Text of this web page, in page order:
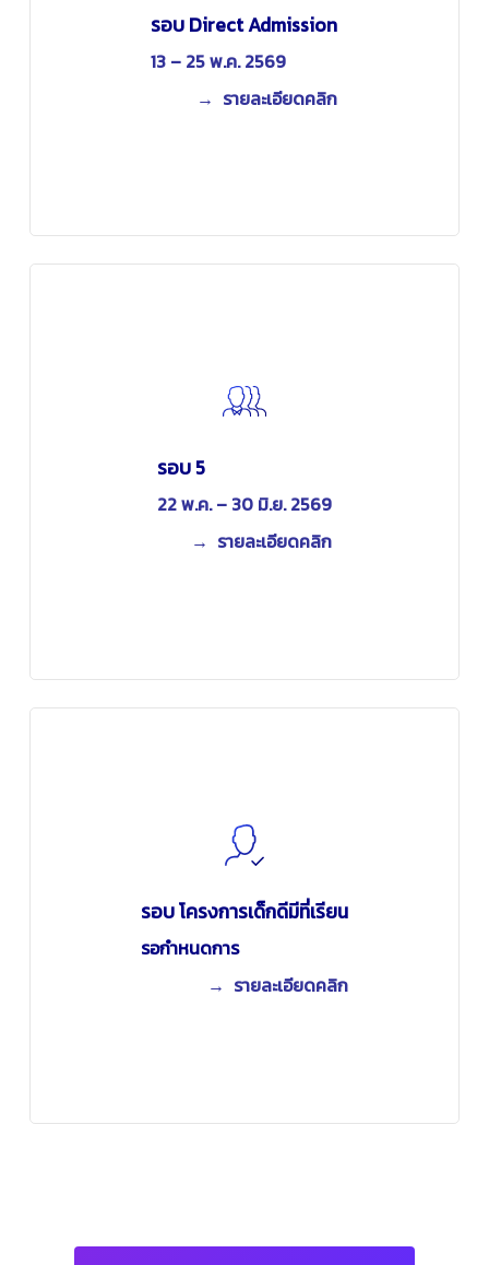
รอบ Direct Admission
13 – 25 พ.ค. 2569
→ รายละเอียดคลิก
รอบ 5
22 พ.ค. – 30 มิ.ย. 2569
→ รายละเอียดคลิก
รอบ โครงการเด็กดีมีที่เรียน
รอกำหนดการ
→ รายละเอียดคลิก